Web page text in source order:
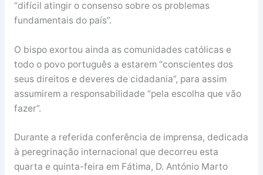
“difícil atingir o consenso sobre os problemas
fundamentais do país”.
O bispo exortou ainda as comunidades católicas e
todo o povo português a estarem “conscientes dos
seus direitos e deveres de cidadania”, para assim
assumirem a responsabilidade “pela escolha que vão
fazer”.
Durante a referida conferência de imprensa, dedicada
à peregrinação internacional que decorreu esta
quarta e quinta-feira em Fátima, D. António Marto